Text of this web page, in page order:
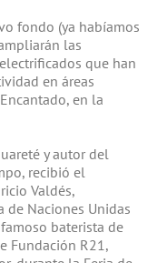
fondo (ya habíamos
las
que han
en áreas
en la
y autor del
recibió el
Valdés,
de Naciones Unidas
baterista de
Fundación R21,